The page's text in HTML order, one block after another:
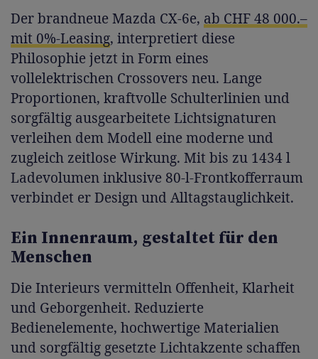
Der brandneue Mazda CX-6e, ab CHF 48 000.–
mit 0%-Leasing, interpretiert diese
Philosophie jetzt in Form eines
vollelektrischen Crossovers neu. Lange
Proportionen, kraftvolle Schulterlinien und
sorgfältig ausgearbeitete Lichtsignaturen
verleihen dem Modell eine moderne und
zugleich zeitlose Wirkung. Mit bis zu 1434 l
Ladevolumen inklusive 80-l-Frontkofferraum
verbindet er Design und Alltagstauglichkeit.
Ein Innenraum, gestaltet für den
Menschen
Die Interieurs vermitteln Offenheit, Klarheit
und Geborgenheit. Reduzierte
Bedienelemente, hochwertige Materialien
und sorgfältig gesetzte Lichtakzente schaffen